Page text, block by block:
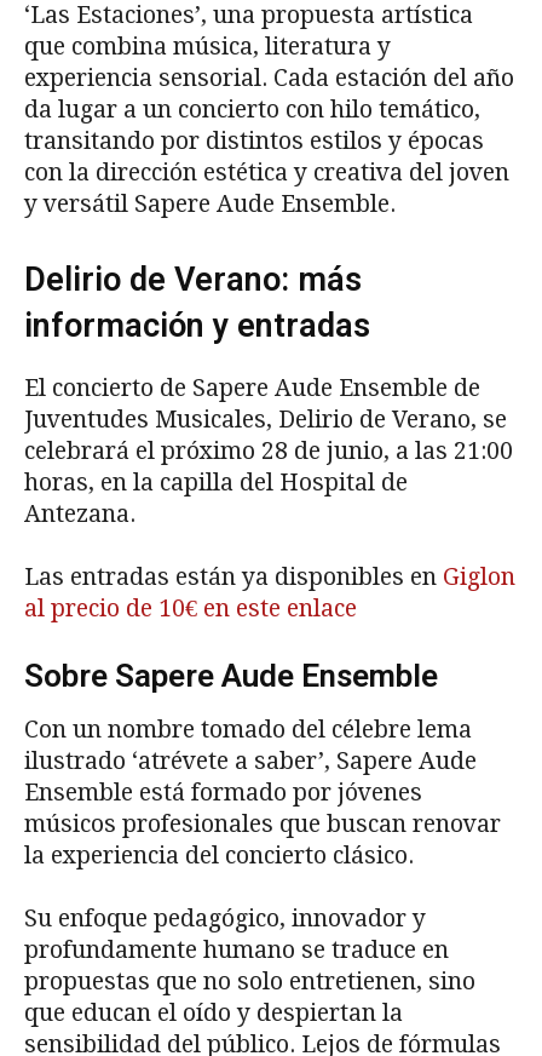
‘Las Estaciones’, una propuesta artística
que combina música, literatura y
experiencia sensorial. Cada estación del año
da lugar a un concierto con hilo temático,
transitando por distintos estilos y épocas
con la dirección estética y creativa del joven
y versátil Sapere Aude Ensemble.
Delirio de Verano: más
información y entradas
El concierto de Sapere Aude Ensemble de
Juventudes Musicales, Delirio de Verano, se
celebrará el próximo 28 de junio, a las 21:00
horas, en la capilla del Hospital de
Antezana.
Las entradas están ya disponibles en Giglon
al precio de 10€ en este enlace
Sobre Sapere Aude Ensemble
Con un nombre tomado del célebre lema
ilustrado ‘atrévete a saber’, Sapere Aude
Ensemble está formado por jóvenes
músicos profesionales que buscan renovar
la experiencia del concierto clásico.
Su enfoque pedagógico, innovador y
profundamente humano se traduce en
propuestas que no solo entretienen, sino
que educan el oído y despiertan la
sensibilidad del público. Lejos de fórmulas